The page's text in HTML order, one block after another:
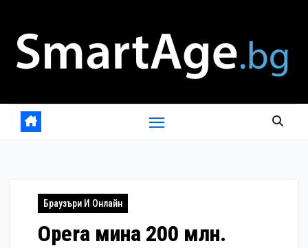
content
Браузъри И Онлайн
Opera мина 200 млн.